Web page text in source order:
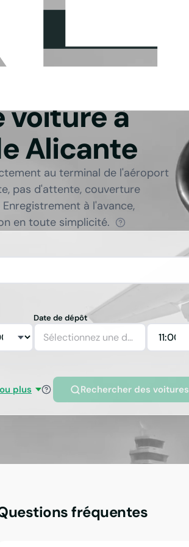
voiture à
Alicante
au terminal de l'aéroport
pas d'attente, couverture
à l'avance,
en toute simplicité.
Date de dépôt
Sélectionnez une date
plus Rechercher des voitures
fréquentes